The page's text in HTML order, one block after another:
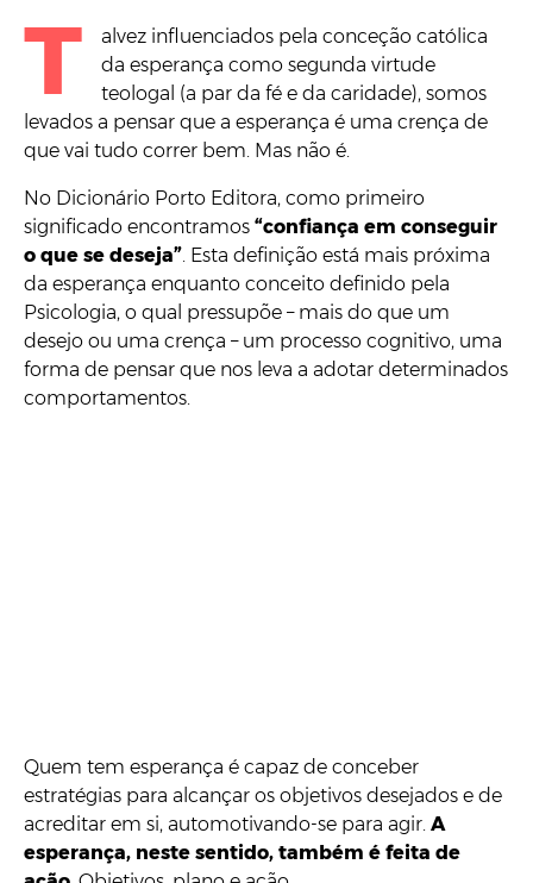
T
alvez influenciados pela conceção católica
da esperança como segunda virtude
teologal (a par da fé e da caridade), somos
levados a pensar que a esperança é uma crença de
que vai tudo correr bem. Mas não é.
No Dicionário Porto Editora, como primeiro
significado encontramos “confiança em conseguir
o que se deseja”. Esta definição está mais próxima
da esperança enquanto conceito definido pela
Psicologia, o qual pressupõe – mais do que um
desejo ou uma crença – um processo cognitivo, uma
forma de pensar que nos leva a adotar determinados
comportamentos.
Quem tem esperança é capaz de conceber
estratégias para alcançar os objetivos desejados e de
acreditar em si, automotivando-se para agir. A
esperança, neste sentido, também é feita de